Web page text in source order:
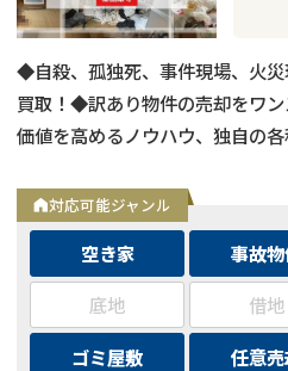
◆自殺、孤独死、事件現場、火
買取！◆訳あり物件の売却をワ
価値を高めるノウハウ、独自の
対応可能ジャンル
空き家 事故
底地
借地
ゴミ屋敷
任意